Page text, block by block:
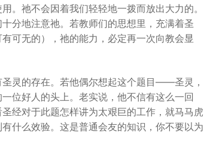
。祂不会因着我们轻轻地一拨而放出大力的。
分地注意祂。若教师们的思想里，充满着圣
可无的），祂的能力，必定再一次向教会显
灵的存在。若他偶尔想起这个题目——圣灵，
位好人的头上。老实说，他不信有这么一回
经对于此题怎样讲为太艰巨的工作，就马马虎
什么效验。这是普通会友的知识，你不要以为